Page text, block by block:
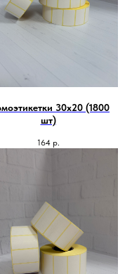
30х20 (1800
шт)
164 р.